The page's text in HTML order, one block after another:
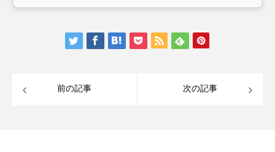
前の記事 次の記事